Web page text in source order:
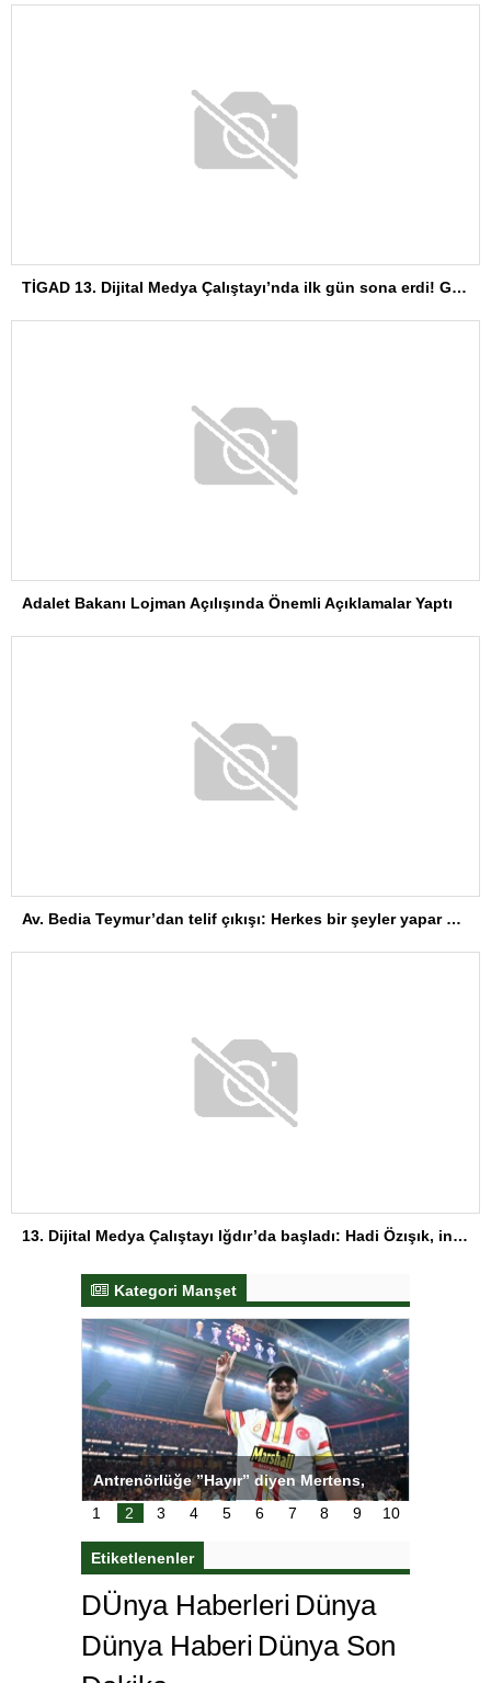
TİGAD 13. Dijital Medya Çalıştayı’nda ilk gün sona erdi! Gazeteciliğin dijital dönüşümü Iğdır’da ele alındı
Adalet Bakanı Lojman Açılışında Önemli Açıklamalar Yaptı
Av. Bedia Teymur’dan telif çıkışı: Herkes bir şeyler yapar ama herkes üretemez
13. Dijital Medya Çalıştayı Iğdır’da başladı: Hadi Özışık, internet yasasının perde arkasını anlattı
Kategori Manşet
Salihli Sporcuları Kuraş’ta Gururlandırdı
1 2 3 4 5 6 7 8 9 10
Etiketlenenler
DÜnya Haberleri Dünya
Dünya Haberi Dünya Son